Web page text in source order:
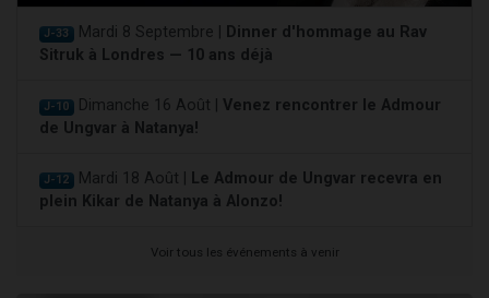
J-33 Mardi 8 Septembre | Dinner d'hommage au Rav
Sitruk à Londres — 10 ans déjà
J-10 Dimanche 16 Août | Venez rencontrer le Admour
de Ungvar à Natanya!
J-12 Mardi 18 Août | Le Admour de Ungvar recevra en
plein Kikar de Natanya à Alonzo!
Voir tous les événements à venir